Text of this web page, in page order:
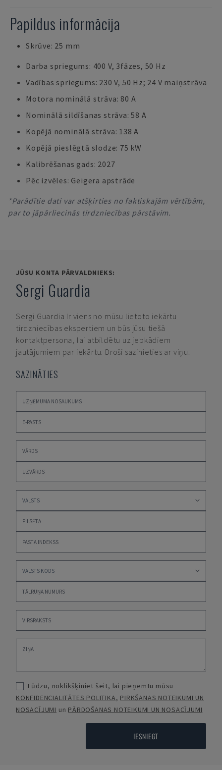
Papildus informācija
Skrūve: 25 mm
Darba spriegums: 400 V, 3fāzes, 50 Hz
Vadības spriegums: 230 V, 50 Hz; 24 V maiņstrāva
Motora nominālā strāva: 80 A
Nominālā sildīšanas strāva: 58 A
Kopējā nominālā strāva: 138 A
Kopējā pieslēgtā slodze: 75 kW
Kalibrēšanas gads: 2027
Pēc izvēles: Geigera apstrāde
*Parādītie dati var atšķirties no faktiskajām vērtībām,
par to jāpārliecinās tirdzniecības pārstāvim.
JŪSU KONTA PĀRVALDNIEKS:
Sergi Guardia
Sergi Guardia Ir viens no mūsu lietoto iekārtu
tirdzniecības ekspertiem un būs jūsu tiešā
kontaktpersona, lai atbildētu uz jebkādiem
jautājumiem par iekārtu. Droši sazinieties ar viņu.
SAZINĀTIES
Lūdzu, noklikšķiniet šeit, lai pieņemtu mūsu
KONFIDENCIALITĀTES POLITIKA, PIRKŠANAS NOTEIKUMI UN
NOSACĪJUMI un PĀRDOŠANAS NOTEIKUMI UN NOSACĪJUMI
IESNIEGT